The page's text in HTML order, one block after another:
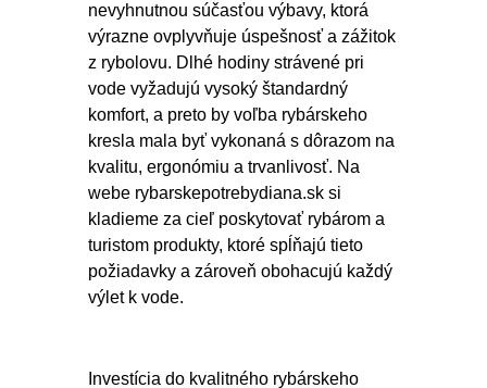
nevyhnutnou súčasťou výbavy, ktorá
výrazne ovplyvňuje úspešnosť a zážitok
z rybolovu. Dlhé hodiny strávené pri
vode vyžadujú vysoký štandardný
komfort, a preto by voľba rybárskeho
kresla mala byť vykonaná s dôrazom na
kvalitu, ergonómiu a trvanlivosť. Na
webe rybarskepotrebydiana.sk si
kladieme za cieľ poskytovať rybárom a
turistom produkty, ktoré spĺňajú tieto
požiadavky a zároveň obohacujú každý
výlet k vode.
Investícia do kvalitného rybárskeho